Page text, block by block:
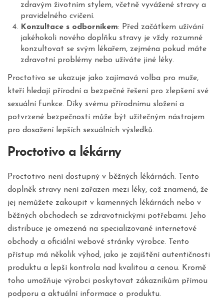
zdravým životním stylem, včetně vyvážené stravy a
pravidelného cvičení.
Konzultace s odborníkem: Před začátkem užívání
jakéhokoli nového doplňku stravy je vždy rozumné
konzultovat se svým lékařem, zejména pokud máte
zdravotní problémy nebo užíváte jiné léky.
Proctotivo se ukazuje jako zajímavá volba pro muže,
kteří hledají přírodní a bezpečné řešení pro zlepšení své
sexuální funkce. Díky svému přírodnímu složení a
potvrzené bezpečnosti může být užitečným nástrojem
pro dosažení lepších sexuálních výsledků.
Proctotivo a lékárny
Proctotivo není dostupný v běžných lékárnách. Tento
doplněk stravy není zařazen mezi léky, což znamená, že
jej nemůžete zakoupit v kamenných lékárnách nebo v
běžných obchodech se zdravotnickými potřebami. Jeho
distribuce je omezená na specializované internetové
obchody a oficiální webové stránky výrobce. Tento
přístup má několik výhod, jako je zajištění autentičnosti
produktu a lepší kontrola nad kvalitou a cenou. Kromě
toho umožňuje výrobci poskytovat zákazníkům přímou
podporu a aktuální informace o produktu.